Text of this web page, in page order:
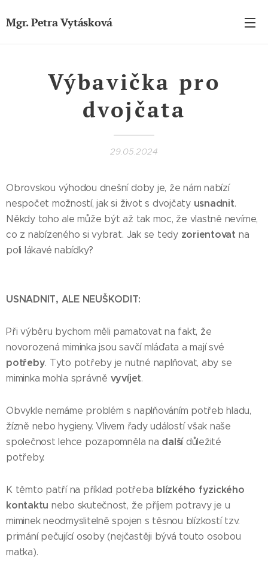
Mgr. Petra Vytásková
Výbavička pro
dvojčata
29.05.2024
Obrovskou výhodou dnešní doby je, že nám nabízí
nespočet možností, jak si život s dvojčaty usnadnit.
Někdy toho ale může být až tak moc, že vlastně nevíme,
co z nabízeného si vybrat. Jak se tedy zorientovat na
poli lákavé nabídky?
USNADNIT, ALE NEUŠKODIT:
Při výběru bychom měli pamatovat na fakt, že
novorozená miminka jsou savčí mláďata a mají své
potřeby. Tyto potřeby je nutné naplňovat, aby se
miminka mohla správně vyvíjet.
Obvykle nemáme problém s naplňováním potřeb hladu,
žízně nebo hygieny. Vlivem řady událostí však naše
společnost lehce pozapomněla na dalšídůležité
potřeby.
K těmto patří na příklad potřeba blízkého fyzického
kontaktu nebo skutečnost, že příjem potravy je u
miminek neodmyslitelně spojen s těsnou blízkostí tzv.
primání pečující osoby (nejčastěji bývá touto osobou
matka).